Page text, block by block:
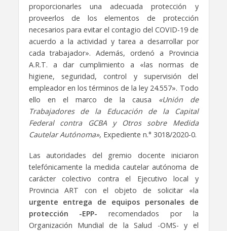
proporcionarles una adecuada protección y
proveerlos de los elementos de protección
necesarios para evitar el contagio del COVID-19 de
acuerdo a la actividad y tarea a desarrollar por
cada trabajador». Además, ordenó a Provincia
A.R.T. a dar cumplimiento a «las normas de
higiene, seguridad, control y supervisión del
empleador en los términos de la ley 24.557». Todo
ello en el marco de la causa «Unión de
Trabajadores de la Educación de la Capital
Federal contra GCBA y Otros sobre Medida
Cautelar Autónoma», Expediente n.° 3018/2020-0.
Las autoridades del gremio docente iniciaron
telefónicamente la medida cautelar autónoma de
carácter colectivo contra el Ejecutivo local y
Provincia ART con el objeto de solicitar «la
urgente entrega de equipos personales de
protección -EPP- recomendados por la
Organización Mundial de la Salud -OMS- y el